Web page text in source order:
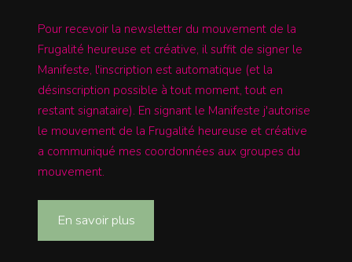
Pour recevoir la newsletter du mouvement de la
Frugalité heureuse et créative, il suffit de signer le
Manifeste, l'inscription est automatique (et la
désinscription possible à tout moment, tout en
restant signataire). En signant le Manifeste j'autorise
le mouvement de la Frugalité heureuse et créative
a communiqué mes coordonnées aux groupes du
mouvement.
En savoir plus